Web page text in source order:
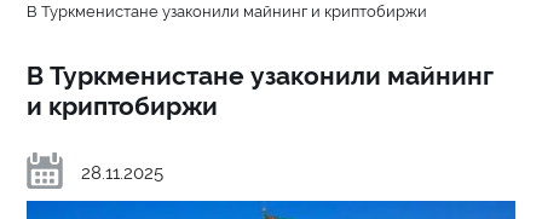
В Туркменистане узаконили майнинг и криптобиржи
В Туркменистане узаконили майнинг
и криптобиржи
28.11.2025